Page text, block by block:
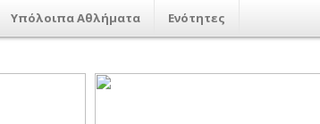
Υπόλοιπα Αθλήματα Ενότητες